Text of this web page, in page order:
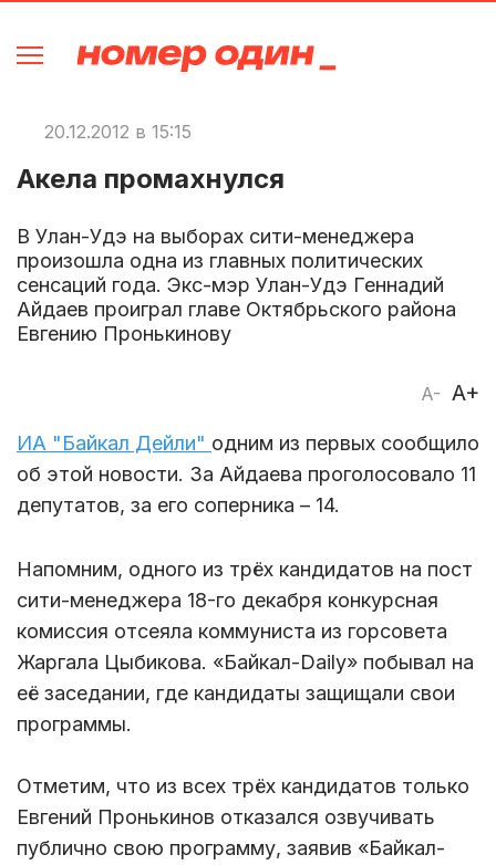
20.12.2012 в 15:15
Акела промахнулся
В Улан-Удэ на выборах сити-менеджера
произошла одна из главных политических
сенсаций года. Экс-мэр Улан-Удэ Геннадий
Айдаев проиграл главе Октябрьского района
Евгению Пронькинову
A- A+
ИА "Байкал Дейли" одним из первых сообщило
об этой новости. За Айдаева проголосовало 11
депутатов, за его соперника – 14.
Напомним, одного из трёх кандидатов на пост
сити-менеджера 18-го декабря конкурсная
комиссия отсеяла коммуниста из горсовета
Жаргала Цыбикова. «Байкал-Daily» побывал на
её заседании, где кандидаты защищали свои
программы.
Отметим, что из всех трёх кандидатов только
Евгений Пронькинов отказался озвучивать
публично свою программу, заявив «Байкал-